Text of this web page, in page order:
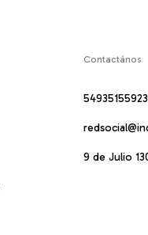
Contactános
9 de Julio